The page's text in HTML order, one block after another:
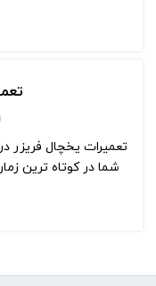
تعمیرات یخچال فریزر
شما در کوتاه ترین